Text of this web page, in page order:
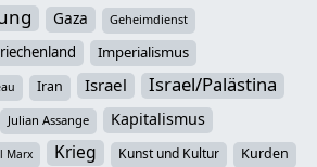
Gaza Geheimdienst
Imperialismus
Iran Israel Israel/Palästina
Julian Assange Kapitalismus
Marx Krieg Kunst und Kultur Kurden